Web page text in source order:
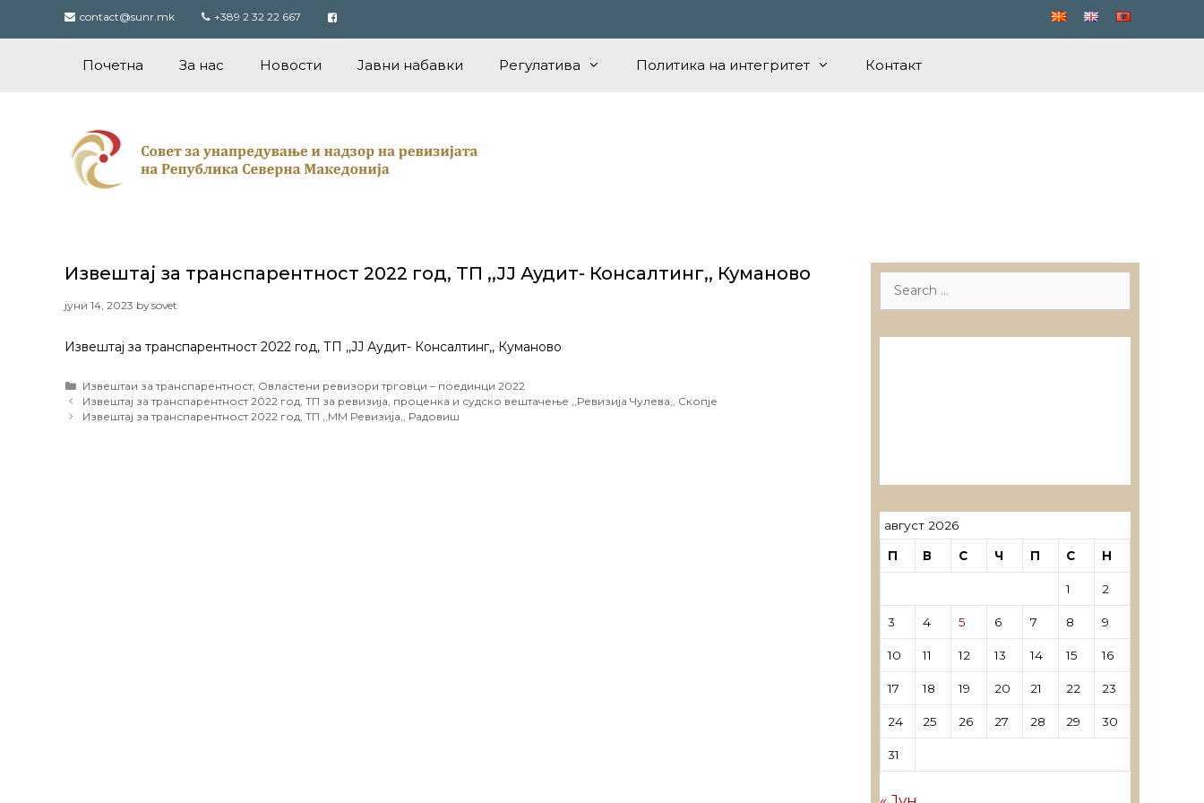
contact@sunr.mk +389 2 32 22 667
Почетна За нас Новости Јавни набавки Регулатива Политика на интегритет Контакт
Извештај за транспарентност 2022 год, ТП ,,ЈЈ Аудит- Консалтинг,, Куманово
јуни 14, 2023 bysovet
Извештај за транспарентност 2022 год, ТП ,,ЈЈ Аудит- Консалтинг,, Куманово
Categories
Извештаи за транспарентност, Овластени ревизори трговци – поединци 2022
Post
navigation
Извештај за транспарентност 2022 год, ТП за ревизија, проценка и судско вештачење ,,Ревизија Чулева,, Скопје
Извештај за транспарентност 2022 год, ТП ,,ММ Ревизија,, Радовиш
Search
август 2026
П В С Ч П С Н
1 2
3 4 5 6 7 8 9
10 11 12 13 14 15 16
17 18 19 20 21 22 23
24 25 26 27 28 29 30
31